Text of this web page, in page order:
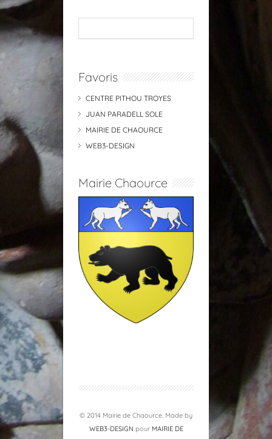
Favoris
CENTRE PITHOU TROYES
JUAN PARADELL SOLE
MAIRIE DE CHAOURCE
WEB3-DESIGN
Mairie Chaource
© 2014 Mairie de Chaource. Made by
WEB3-DESIGN pour MAIRIE DE